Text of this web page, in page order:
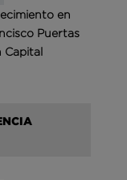
en
Puertas
Capital